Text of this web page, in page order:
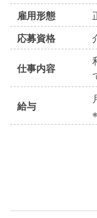
雇用形態
応募資格
仕事内容
給与